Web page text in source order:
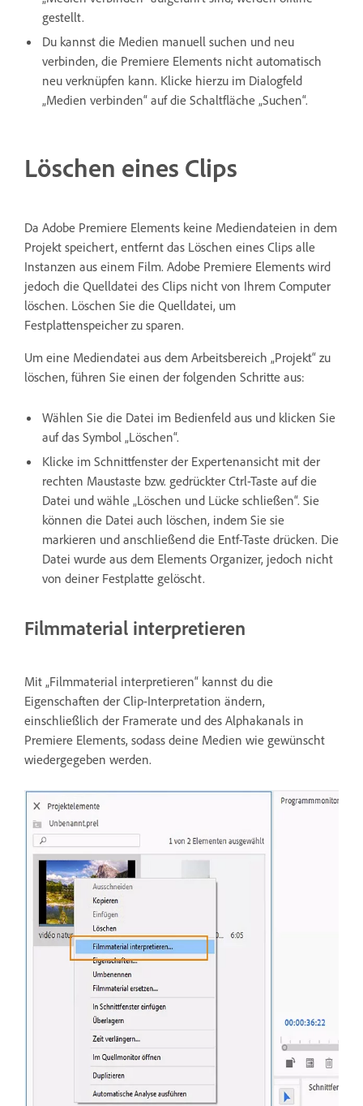
gestellt.
Du kannst die Medien manuell suchen und neu
verbinden, die Premiere Elements nicht automatisch
neu verknüpfen kann. Klicke hierzu im Dialogfeld
„Medien verbinden“ auf die Schaltfläche „Suchen“.
Löschen eines Clips
Da Adobe Premiere Elements keine Mediendateien in dem
Projekt speichert, entfernt das Löschen eines Clips alle
Instanzen aus einem Film. Adobe Premiere Elements wird
jedoch die Quelldatei des Clips nicht von Ihrem Computer
löschen. Löschen Sie die Quelldatei, um
Festplattenspeicher zu sparen.
Um eine Mediendatei aus dem Arbeitsbereich „Projekt“ zu
löschen, führen Sie einen der folgenden Schritte aus:
Wählen Sie die Datei im Bedienfeld aus und klicken Sie
auf das Symbol „Löschen“.
Klicke im Schnittfenster der Expertenansicht mit der
rechten Maustaste bzw. gedrückter Ctrl-Taste auf die
Datei und wähle „Löschen und Lücke schließen“. Sie
können die Datei auch löschen, indem Sie sie
markieren und anschließend die Entf-Taste drücken. Die
Datei wurde aus dem Elements Organizer, jedoch nicht
von deiner Festplatte gelöscht.
Filmmaterial interpretieren
Mit „Filmmaterial interpretieren“ kannst du die
Eigenschaften der Clip-Interpretation ändern,
einschließlich der Framerate und des Alphakanals in
Premiere Elements, sodass deine Medien wie gewünscht
wiedergegeben werden.